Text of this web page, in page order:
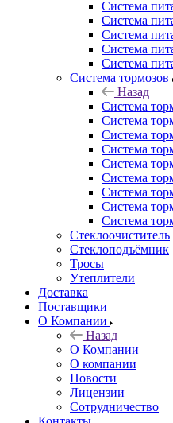
Система
Система
Система
Система
Система
Система тормозов
Назад
Система
Система
Система
Система
Система
Система
Система
Система
Система
Стеклоочиститель
Стеклоподъёмник
Тросы
Утеплители
Доставка
Поставщики
О Компании
Назад
О Компании
О компании
Новости
Лицензии
Сотрудничество